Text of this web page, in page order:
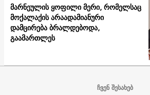
მარნეულის ყოფილი მერი, რომელსაც
მოქალაქის არაადამიანური
დამცირება ბრალდებოდა,
გაამართლეს
ჩვენ შესახებ